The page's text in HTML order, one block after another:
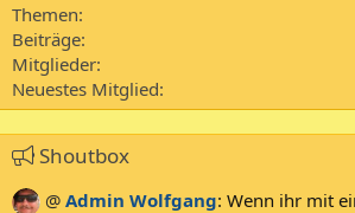
Themen
Beiträge
Mitglieder
Neuestes Mitglied
Shoutbox
@ Admin Wolfgang: Wenn ihr mit